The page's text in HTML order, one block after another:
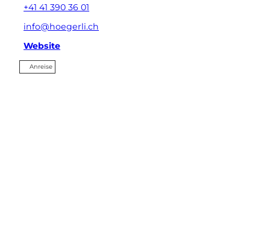
+41 41 390 36 01
info@hoegerli.ch
Website
Anreise